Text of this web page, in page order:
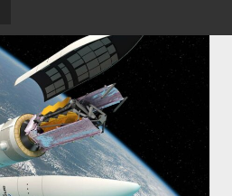
el programa
Noticias
Videoteca
abrir
el
menú
desplegable
completos
abrir
el
menú
desplegable
V
IV
360 VR
Actualidad
Podcast
Contacto